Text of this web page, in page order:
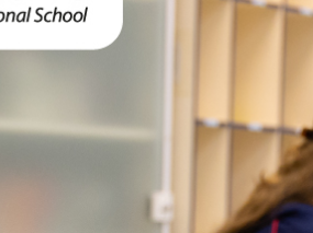
INFANTIL
todos os dias